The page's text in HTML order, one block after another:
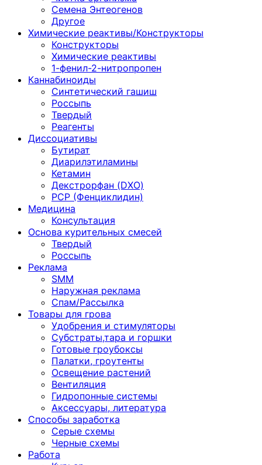
Семена Энтеогенов
Другое
Химические реактивы/Конструкторы
Конструкторы
Химические реактивы
1-фенил-2-нитропропен
Каннабиноиды
Синтетический гашиш
Россыпь
Твердый
Реагенты
Диссоциативы
Бутират
Диарилэтиламины
Кетамин
Декстрорфан (DXO)
PCP (Фенциклидин)
Медицина
Консультация
Основа курительных смесей
Твердый
Россыпь
Реклама
SMM
Наружная реклама
Спам/Рассылка
Товары для грова
Удобрения и стимуляторы
Субстраты,тара и горшки
Готовые гроубоксы
Палатки, гроутенты
Освещение растений
Вентиляция
Гидропонные системы
Аксессуары, литература
Способы заработка
Серые схемы
Черные схемы
Работа